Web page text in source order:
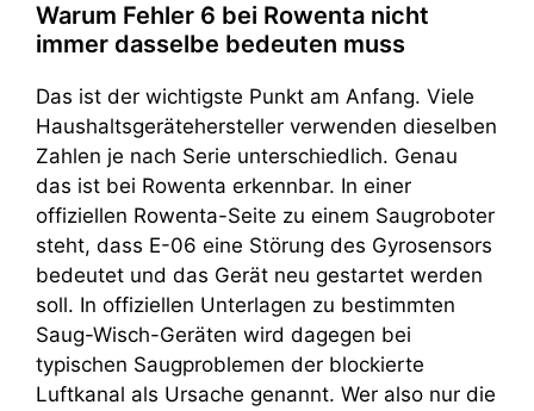
Warum Fehler 6 bei Rowenta nicht
immer dasselbe bedeuten muss
Das ist der wichtigste Punkt am Anfang. Viele
Haushaltsgerätehersteller verwenden dieselben
Zahlen je nach Serie unterschiedlich. Genau
das ist bei Rowenta erkennbar. In einer
offiziellen Rowenta-Seite zu einem Saugroboter
steht, dass E-06 eine Störung des Gyrosensors
bedeutet und das Gerät neu gestartet werden
soll. In offiziellen Unterlagen zu bestimmten
Saug-Wisch-Geräten wird dagegen bei
typischen Saugproblemen der blockierte
Luftkanal als Ursache genannt. Wer also nur die